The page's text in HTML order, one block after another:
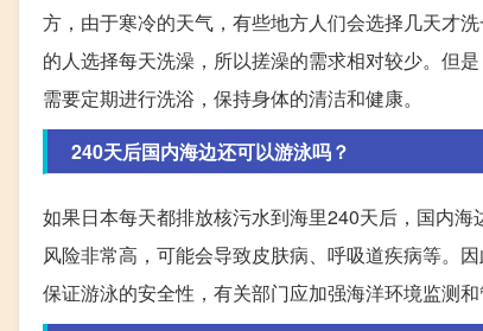
方，由于寒冷的天气，有些地方人们会选择几天才
的人选择每天洗澡，所以搓澡的需求相对较少。但
需要定期进行洗浴，保持身体的清洁和健康。
240天后国内海边还可以游泳吗？
如果日本每天都排放核污水到海里240天后，国内
风险非常高，可能会导致皮肤病、呼吸道疾病等。
保证游泳的安全性，有关部门应加强海洋环境监测